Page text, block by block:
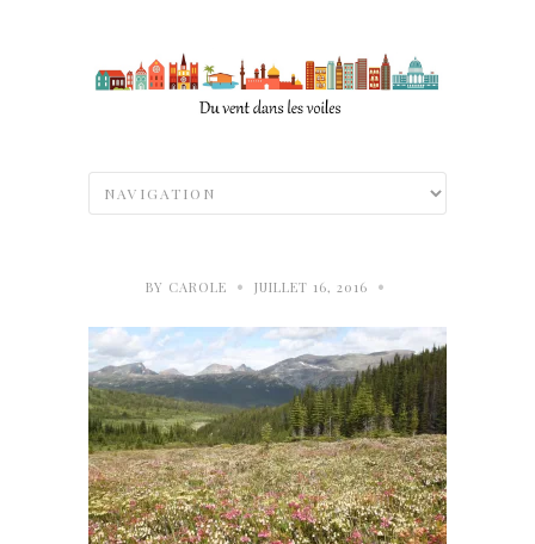
BY CAROLE • JUILLET 16, 2016 •